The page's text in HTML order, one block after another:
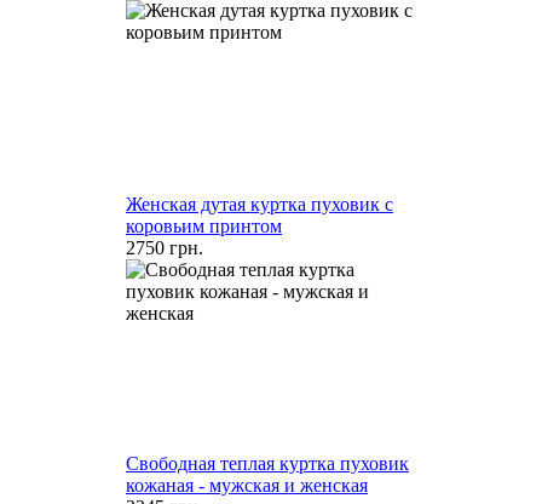
Женская дутая куртка пуховик с
коровьим принтом
2750 грн.
Свободная теплая куртка пуховик
кожаная - мужская и женская